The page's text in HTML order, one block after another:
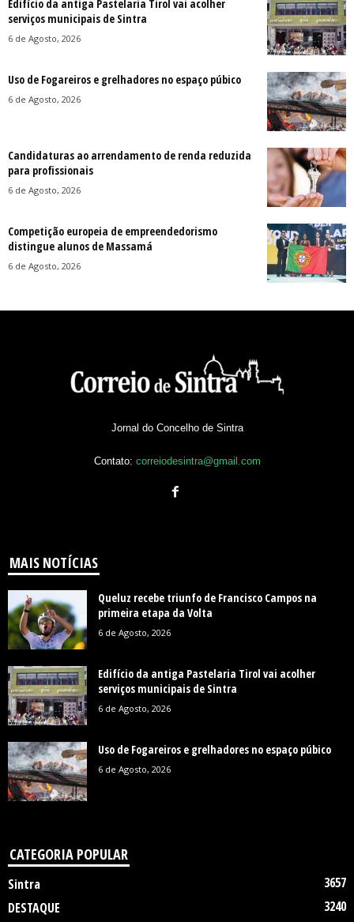
Edifício da antiga Pastelaria Tirol vai acolher
serviços municipais de Sintra
6 de Agosto, 2026
Uso de Fogareiros e grelhadores no espaço púbico
6 de Agosto, 2026
Candidaturas ao arrendamento de renda reduzida
para profissionais
6 de Agosto, 2026
Competição europeia de empreendedorismo
distingue alunos de Massamá
6 de Agosto, 2026
Jornal do Concelho de Sintra
Contato: correiodesintra@gmail.com
MAIS NOTÍCIAS
Queluz recebe triunfo de Francisco Campos na
primeira etapa da Volta
6 de Agosto, 2026
Edifício da antiga Pastelaria Tirol vai acolher
serviços municipais de Sintra
6 de Agosto, 2026
Uso de Fogareiros e grelhadores no espaço púbico
6 de Agosto, 2026
CATEGORIA POPULAR
Sintra
3657
DESTAQUE
3240